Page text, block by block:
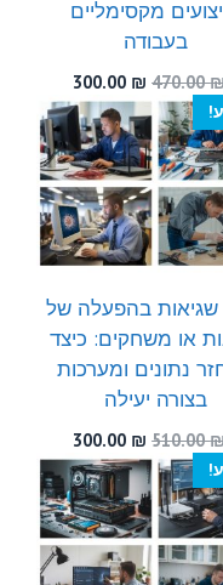
מקסימליים
בעבודה
470.00 המחיר
המקורי
היה:
470.00 ₪.
300.00 ₪
המחיר
הנוכחי
הוא:
300.00 ₪.
שגיאות בהפעלה של
או משחקים: כיצד
נתונים ומערכות
בצורה יעילה
510.00 המחיר
המקורי
היה:
510.00 ₪.
300.00 ₪
המחיר
הנוכחי
הוא:
300.00 ₪.